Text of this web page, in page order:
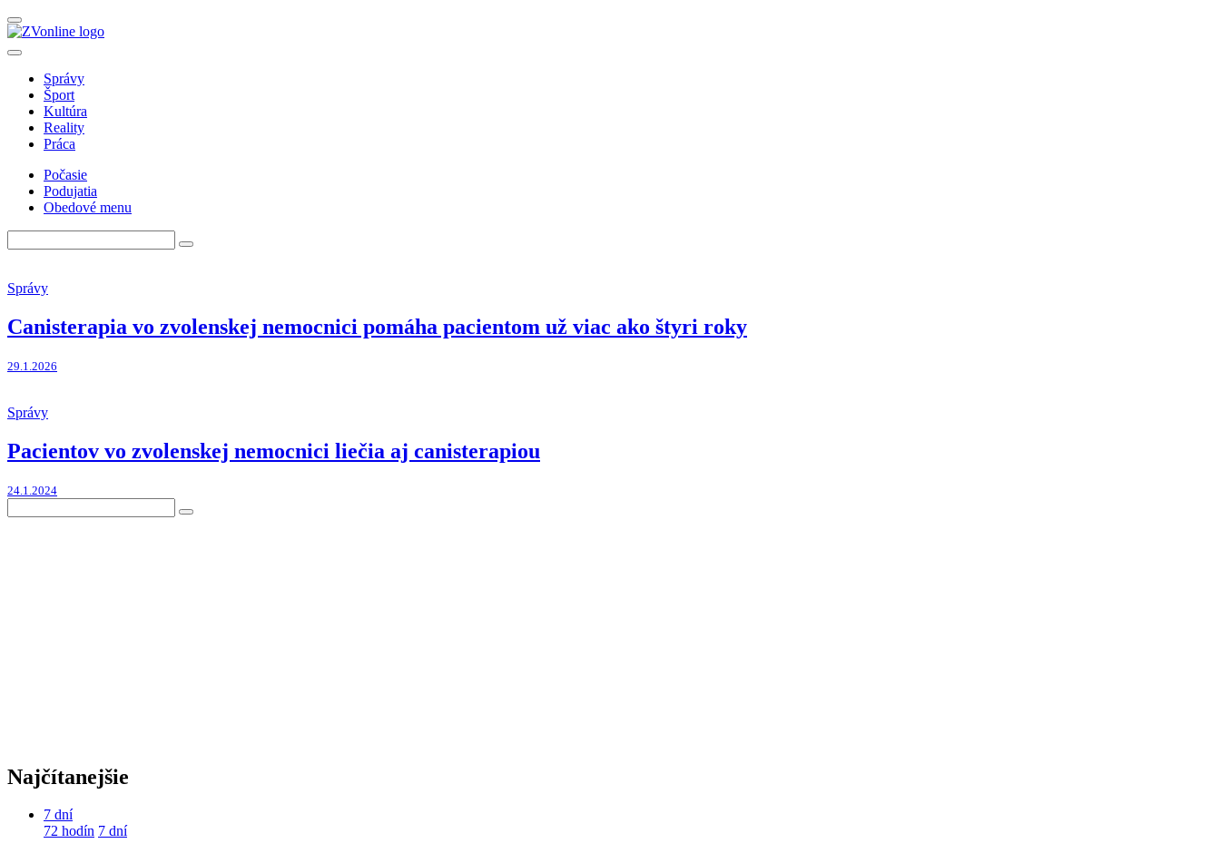
Správy
Šport
Kultúra
Reality
Práca
Počasie
Podujatia
Obedové menu
Správy
Canisterapia vo zvolenskej nemocnici pomáha pacientom už viac ako štyri roky
29.1.2026
Správy
Pacientov vo zvolenskej nemocnici liečia aj canisterapiou
24.1.2024
Najčítanejšie
7 dní
72 hodín 7 dní